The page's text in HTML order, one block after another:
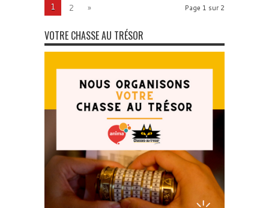
Page 1 sur 2
1 2 »
VOTRE CHASSE AU TRÉSOR